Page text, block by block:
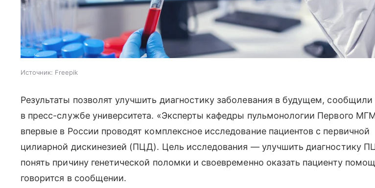
Источник: Freepik
Результаты позволят улучшить диагностику заболевания в будущем,
в пресс-службе университета. «Эксперты кафедры пульмонологии Первого
впервые в России проводят комплексное исследование пациентов с первичной
цилиарной дискинезией (ПЦД). Цель исследования — улучшить диагностику
понять причину генетической поломки и своевременно оказать пациенту
говорится в сообщении.